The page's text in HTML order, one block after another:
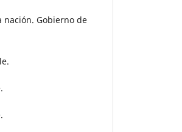
nación. Gobierno de